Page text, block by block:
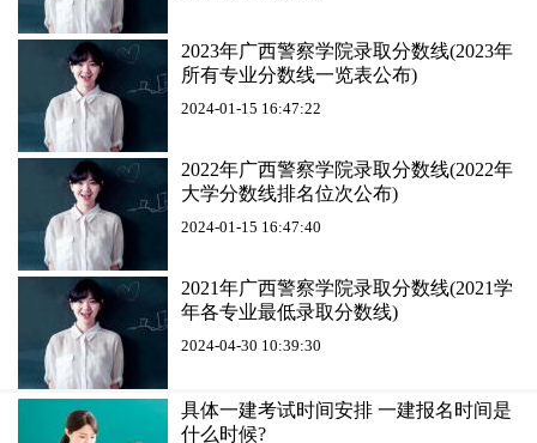
2023年广西警察学院录取分数线(2023年
所有专业分数线一览表公布)
2024-01-15 16:47:22
2022年广西警察学院录取分数线(2022年
大学分数线排名位次公布)
2024-01-15 16:47:40
2021年广西警察学院录取分数线(2021学
年各专业最低录取分数线)
2024-04-30 10:39:30
具体一建考试时间安排 一建报名时间是
什么时候?